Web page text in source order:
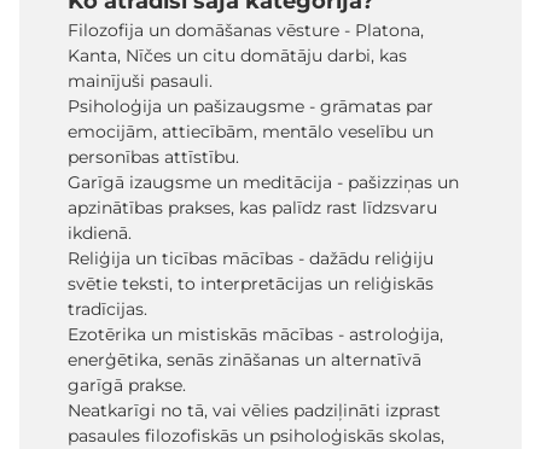
Filozofija un domāšanas vēsture - Platona,
Kanta, Nīčes un citu domātāju darbi, kas
mainījuši pasauli.
Psiholoģija un pašizaugsme - grāmatas par
emocijām, attiecībām, mentālo veselību un
personības attīstību.
Garīgā izaugsme un meditācija - pašizziņas un
apzinātības prakses, kas palīdz rast līdzsvaru
ikdienā.
Reliģija un ticības mācības - dažādu reliģiju
svētie teksti, to interpretācijas un reliģiskās
tradīcijas.
Ezotērika un mistiskās mācības - astroloģija,
enerģētika, senās zināšanas un alternatīvā
garīgā prakse.
Neatkarīgi no tā, vai vēlies padziļināti izprast
pasaules filozofiskās un psiholoģiskās skolas,